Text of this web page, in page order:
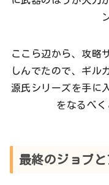
ここら辺から、攻略
しんでたので、ギル
源氏シリーズを手に
をなるべく
最終のジョブと